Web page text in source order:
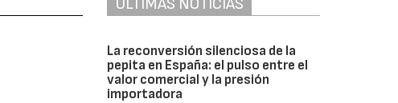
ÚLTIMAS NOTICIAS
La reconversión silenciosa de la
pepita en España: el pulso entre el
valor comercial y la presión
importadora